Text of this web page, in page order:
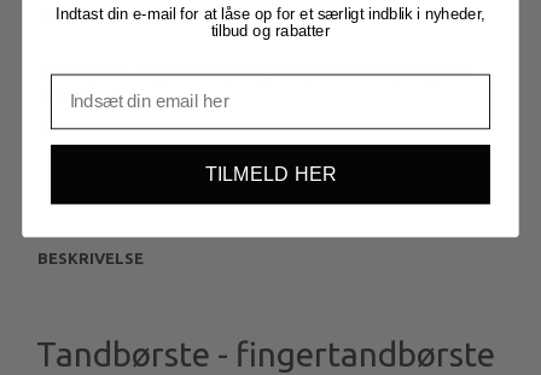
Model/varenr.: H10097
Tandbørste - fingertandbørste / tandpasta til hvalpe og små
hunde
Mere information
BESKRIVELSE
Tandbørste - fingertandbørste
Indtast din e-mail for at låse op for et særligt indblik i nyheder,
tilbud og rabatter
TILMELD HER